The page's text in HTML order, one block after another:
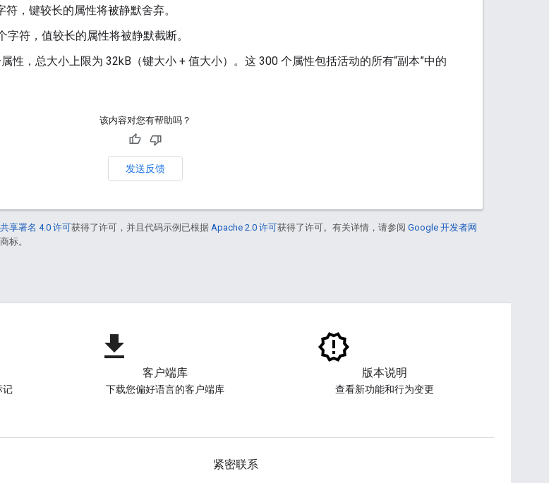
符，键较长的属性将被静默舍弃。
字符，值较长的属性将被静默截断。
性，总大小上限为 32kB（键大小 + 值大小）。这 300 个属性包括活动的所有“副本”中的
该内容对您有帮助吗？
发送反馈
享署名 4.0 许可获得了许可，并且代码示例已根据 Apache 2.0 许可获得了许可。有关详情，请参阅 Google 开发者网
标。
记
file_download
客户端库
下载您偏好语言的客户端库
版本说明
查看新功能和行为变更
紧密联系